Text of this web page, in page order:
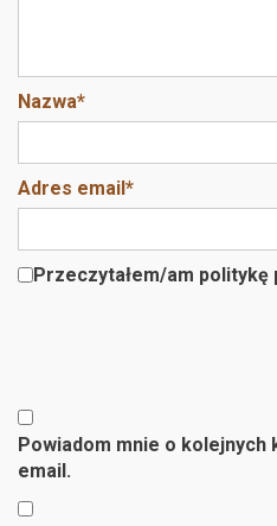
Nazwa*
Adres email*
Przeczytałem/am
Powiadom mnie o
email.